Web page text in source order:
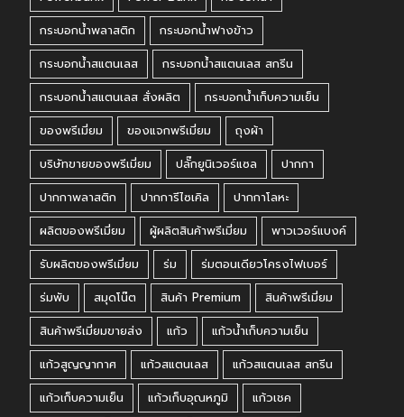
กระบอกน้ำพลาสติก
กระบอกน้ำฟางข้าว
กระบอกน้ำสแตนเลส
กระบอกน้ำสแตนเลส สกรีน
กระบอกน้ำสแตนเลส สั่งผลิต
กระบอกน้ำเก็บความเย็น
ของพรีเมี่ยม
ของแจกพรีเมี่ยม
ถุงผ้า
บริษัทขายของพรีเมี่ยม
ปลั๊กยูนิเวอร์แซล
ปากกา
ปากกาพลาสติก
ปากการีไซเคิล
ปากกาโลหะ
ผลิตของพรีเมี่ยม
ผู้ผลิตสินค้าพรีเมี่ยม
พาวเวอร์แบงค์
รับผลิตของพรีเมี่ยม
ร่ม
ร่มตอนเดียวโครงไฟเบอร์
ร่มพับ
สมุดโน๊ต สินค้า Premium
สินค้าพรีเมี่ยม
สินค้าพรีเมี่ยมขายส่ง
แก้ว
แก้วน้ำเก็บความเย็น
แก้วสูญญากาศ
แก้วสแตนเลส
แก้วสแตนเลส สกรีน
แก้วเก็บความเย็น
แก้วเก็บอุณหภูมิ
แก้วเชค